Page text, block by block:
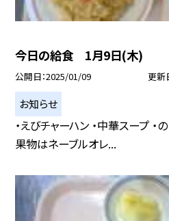
今日の給食 1月9日(木)
公開日 2025/01/09 更新
お知らせ
・えびチャーハン ・中華スープ ・
果物はネーブルオレ...